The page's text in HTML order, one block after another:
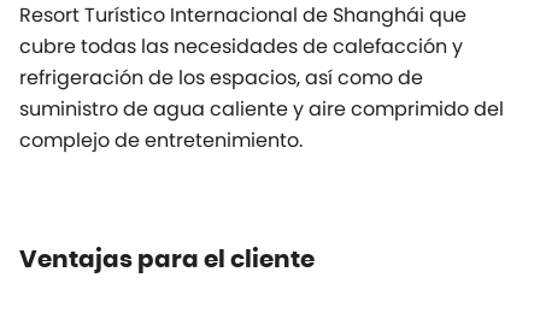
Resort Turístico Internacional de Shanghái que
cubre todas las necesidades de calefacción y
refrigeración de los espacios, así como de
suministro de agua caliente y aire comprimido del
complejo de entretenimiento.
Ventajas para el cliente